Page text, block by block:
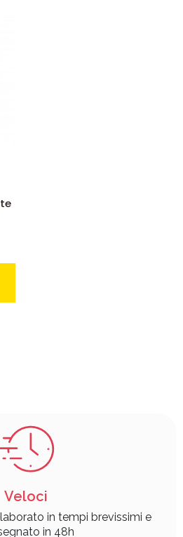
Veloci
in tempi brevissimi e
in 48h